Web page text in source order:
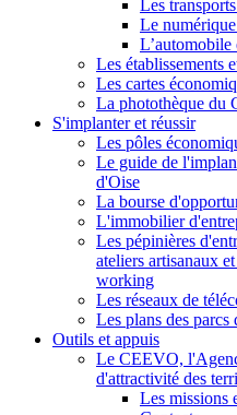
Les
Le
L’automobile
Les établissements
Les cartes
La photothèque du
S'implanter et réussir
Les pôles
Le guide de
d'Oise
La bourse
L'immobilier
Les pépinières
ateliers artisanaux
working
Les réseaux de
Les plans des parcs
Outils et appuis
Le CEEVO,
d'attractivité des
Les missions